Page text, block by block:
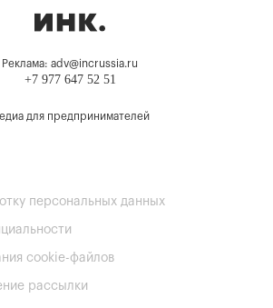
Реклама: adv@incrussia.ru
+7 977 647 52 51
для предпринимателей
персональных данных
cookie-файлов
рассылки